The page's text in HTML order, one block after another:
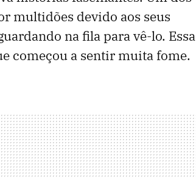
multidões devido aos seus
na fila para vê-lo. Essa
começou a sentir muita fome.